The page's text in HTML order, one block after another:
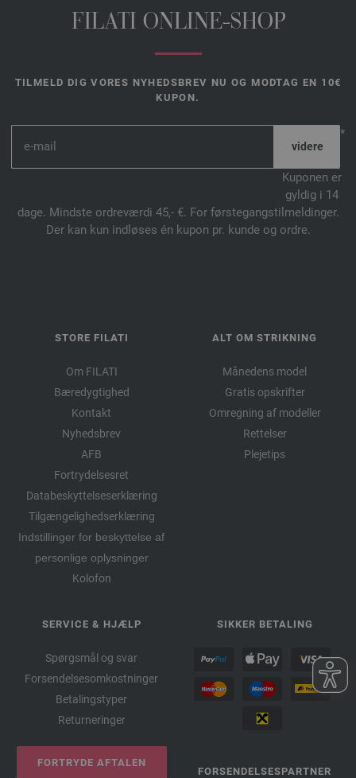
FILATI ONLINE-SHOP
TILMELD DIG VORES NYHEDSBREV NU OG MODTAG EN 10€
KUPON.
*
Kuponen er
gyldig i 14
dage. Mindste ordreværdi 45,- €. For førstegangstilmeldinger.
Der kan kun indløses én kupon pr. kunde og ordre.
STORE FILATI
Om FILATI
Bæredygtighed
Kontakt
Nyhedsbrev
AFB
Fortrydelsesret
Databeskyttelseserklæring
Tilgængelighedserklæring
Indstillinger for beskyttelse af
personlige oplysninger
Kolofon
ALT OM STRIKNING
Månedens model
Gratis opskrifter
Omregning af modeller
Rettelser
Plejetips
SERVICE & HJÆLP
Spørgsmål og svar
Forsendelsesomkostninger
Betalingstyper
Returneringer
FORTRYDE AFTALEN
SIKKER BETALING
FORSENDELSESPARTNER